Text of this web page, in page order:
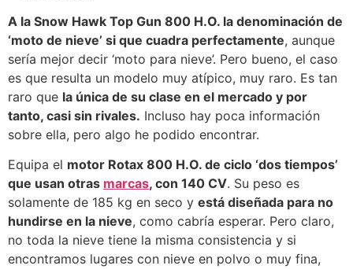
A la Snow Hawk Top Gun 800 H.O. la denominación de
‘moto de nieve’ si que cuadra perfectamente, aunque
sería mejor decir ‘moto para nieve’. Pero bueno, el caso
es que resulta un modelo muy atípico, muy raro. Es tan
raro que la única de su clase en el mercado y por
tanto, casi sin rivales. Incluso hay poca información
sobre ella, pero algo he podido encontrar.
Equipa el motor Rotax 800 H.O. de ciclo ‘dos tiempos’
que usan otras marcas, con 140 CV. Su peso es
solamente de 185 kg en seco y está diseñada para no
hundirse en la nieve, como cabría esperar. Pero claro,
no toda la nieve tiene la misma consistencia y si
encontramos lugares con nieve en polvo o muy fina,